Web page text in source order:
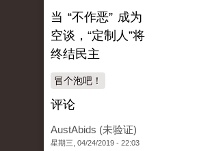
当 “不作恶” 成为
空谈，“定制人”将
终结民主
冒个泡吧！
评论
AustAbids (未验证)
星期三, 04/24/2019 - 22:03